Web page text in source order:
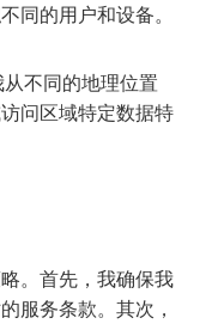
同的用户和设备。
不同的地理位置
问区域特定数据特
。首先，我确保我
服务条款。其次，